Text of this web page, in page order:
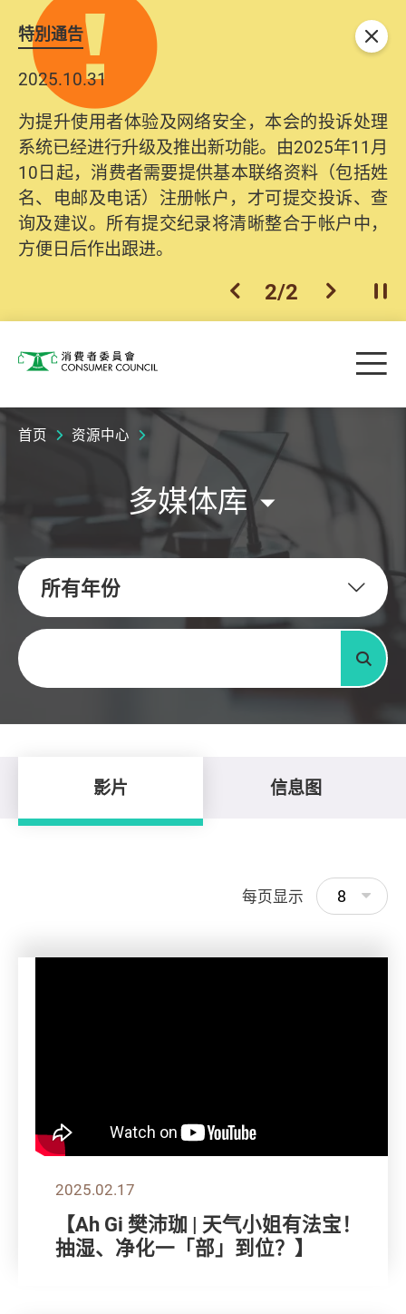
特別通告
2025.10.31
为提升使用者体验及网络安全，本会的投诉处理
系统已经进行升级及推出新功能。由2025年11月
10日起，消费者需要提供基本联络资料（包括姓
名、电邮及电话）注册帐户，才可提交投诉、查
询及建议。所有提交纪录将清晰整合于帐户中，
方便日后作出跟进。
上一个
2/2 下一个开
关闭
消费者委员会 目
首页 资源中心
多媒体库
所有年份
关键字
搜寻
影片 信息图
每页显示 8
2025.02.17
【Ah Gi 樊沛珈 | 天气小姐有法宝！
抽湿、净化一「部」到位？】